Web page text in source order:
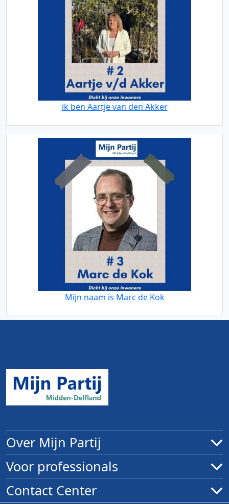
ik ben Aartje van den Akker
Mijn naam is Marc de Kok
Over Mijn Partij
Voor professionals
Contact Center